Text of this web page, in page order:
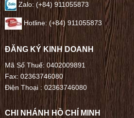
Zalo: (+84) 911055873
Hotline: (+84) 911055873
ĐĂNG KÝ KINH DOANH
Mã Số Thuế: 0402009891
Fax: 02363746080
Điện Thoại :02363746080
CHI NHÁNH HỒ CHÍ MINH